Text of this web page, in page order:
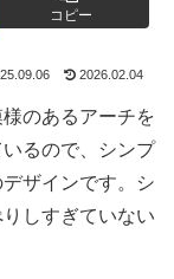
コピー
2026.02.04
のあるアーチを
るので、シンプ
ザインです。シ
しすぎていない